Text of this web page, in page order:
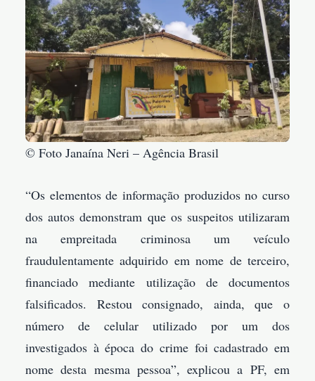
© Foto Janaína Neri – Agência Brasil
“Os elementos de informação produzidos no curso
dos autos demonstram que os suspeitos utilizaram
na empreitada criminosa um veículo
fraudulentamente adquirido em nome de terceiro,
financiado mediante utilização de documentos
falsificados. Restou consignado, ainda, que o
número de celular utilizado por um dos
investigados à época do crime foi cadastrado em
nome desta mesma pessoa”, explicou a PF, em